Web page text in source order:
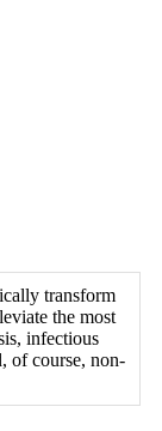
transform
the most
infectious
of course, non-